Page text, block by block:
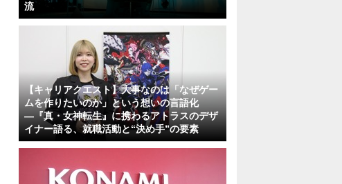
流
【キャリアクエスト】大事なのは「なぜゲー
ムを作りたいのか」という想いの言語化
―『真・女神転生』に携わるアトラスのデザ
イナー語る、就職活動と“決め手”の要素